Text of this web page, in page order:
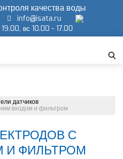
качества воды
info@isata.ru
вс 10.00 - 17.00
датчиков
входом и фильтром
С
И ФИЛЬТРОМ